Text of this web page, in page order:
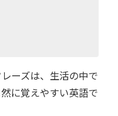
ーズは、生活の中で
に覚えやすい英語で